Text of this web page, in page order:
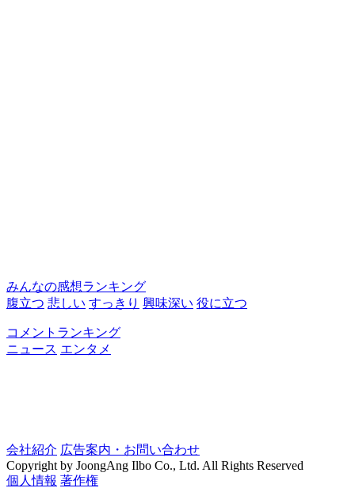
みんなの感想ランキング
腹立つ 悲しい すっきり 興味深い 役に立つ
コメントランキング
ニュース エンタメ
会社紹介 広告案内・お問い合わせ
Copyright by JoongAng Ilbo Co., Ltd. All Rights Reserved
個人情報 著作権